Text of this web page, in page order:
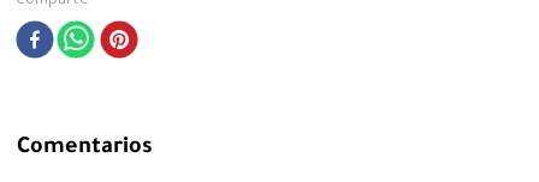
Comentarios